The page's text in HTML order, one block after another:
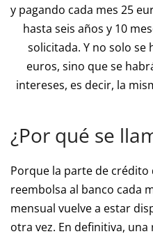
y pagando cada mes 25
hasta seis años y 10
solicitada. Y no solo se
euros, sino que se
intereses, es decir, la
¿Por qué se
Porque la parte de
reembolsa al banco cada
mensual vuelve a estar
otra vez. En definitiva,